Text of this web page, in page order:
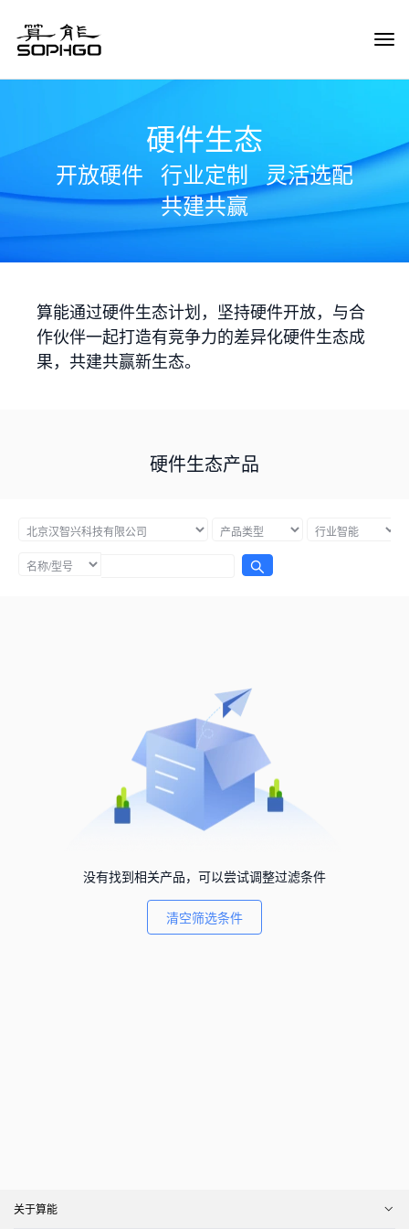
硬件生态
开放硬件 行业定制
灵活选配
共建共赢
算能通过硬件生态计划，坚持硬件开放，与合
作伙伴一起打造有竞争力的差异化硬件生态成
果，共建共赢新生态。
硬件生态产品
没有找到相关产品，可以尝试调整过滤条件
清空筛选条件
关于算能